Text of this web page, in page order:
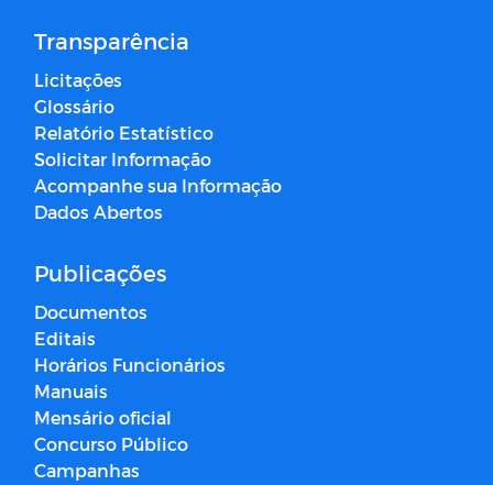
Transparência
Licitações
Glossário
Relatório Estatístico
Solicitar Informação
Acompanhe sua Informação
Dados Abertos
Publicações
Documentos
Editais
Horários Funcionários
Manuais
Mensário oficial
Concurso Público
Campanhas